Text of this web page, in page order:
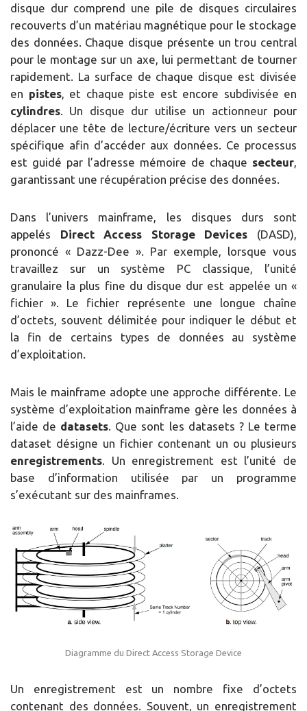
disque dur comprend une pile de disques circulaires
recouverts d’un matériau magnétique pour le stockage
des données. Chaque disque présente un trou central
pour le montage sur un axe, lui permettant de tourner
rapidement. La surface de chaque disque est divisée
en pistes, et chaque piste est encore subdivisée en
cylindres. Un disque dur utilise un actionneur pour
déplacer une tête de lecture/écriture vers un secteur
spécifique afin d’accéder aux données. Ce processus
est guidé par l’adresse mémoire de chaque secteur,
garantissant une récupération précise des données.
Dans l’univers mainframe, les disques durs sont
appelés Direct Access Storage Devices (DASD),
prononcé « Dazz-Dee ». Par exemple, lorsque vous
travaillez sur un système PC classique, l’unité
granulaire la plus fine du disque dur est appelée un «
fichier ». Le fichier représente une longue chaîne
d’octets, souvent délimitée pour indiquer le début et
la fin de certains types de données au système
d’exploitation.
Mais le mainframe adopte une approche différente. Le
système d’exploitation mainframe gère les données à
l’aide de datasets. Que sont les datasets ? Le terme
dataset désigne un fichier contenant un ou plusieurs
enregistrements. Un enregistrement est l’unité de
base d’information utilisée par un programme
s’exécutant sur des mainframes.
Diagramme du Direct Access Storage Device
Un enregistrement est un nombre fixe d’octets
contenant des données. Souvent, un enregistrement